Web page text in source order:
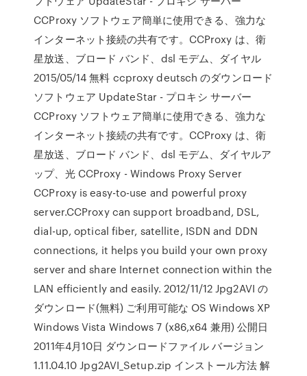
CCProxy ソフトウェア簡単に使用できる、強力な
インターネット接続の共有です。CCProxy は、衛
星放送、ブロード バンド、dsl モデム、ダイヤル
2015/05/14 無料 ccproxy deutsch のダウンロード
ソフトウェア UpdateStar - プロキシ サーバー
CCProxy ソフトウェア簡単に使用できる、強力な
インターネット接続の共有です。CCProxy は、衛
星放送、ブロード バンド、dsl モデム、ダイヤルア
ップ、光 CCProxy - Windows Proxy Server
CCProxy is easy-to-use and powerful proxy
server.CCProxy can support broadband, DSL,
dial-up, optical fiber, satellite, ISDN and DDN
connections, it helps you build your own proxy
server and share Internet connection within the
LAN efficiently and easily. 2012/11/12 Jpg2AVI の
ダウンロード(無料) ご利用可能な OS Windows XP
Windows Vista Windows 7 (x86,x64 兼用) 公開日
2011年4月10日 ダウンロードファイル バージョン
1.11.04.10 Jpg2AVI_Setup.zip インストール方法 解